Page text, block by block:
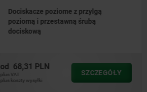
Dociskacze poziome z przylgą
poziomą i przestawną śrubą
dociskową
od 68,31 PLN
plus VAT
plus koszty wysyłki
SZCZEGÓŁY